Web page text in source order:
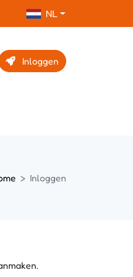
NL
Inloggen
Inloggen